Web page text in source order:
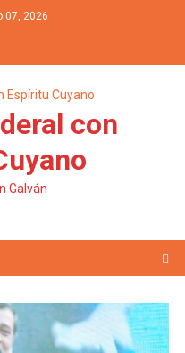
07, 2026
con
Galván